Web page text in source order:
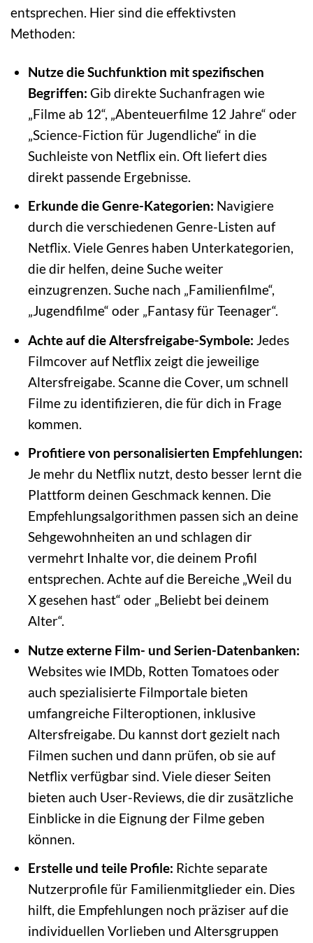
entsprechen. Hier sind die effektivsten
Methoden:
Nutze die Suchfunktion mit spezifischen
Begriffen: Gib direkte Suchanfragen wie
„Filme ab 12“, „Abenteuerfilme 12 Jahre“ oder
„Science-Fiction für Jugendliche“ in die
Suchleiste von Netflix ein. Oft liefert dies
direkt passende Ergebnisse.
Erkunde die Genre-Kategorien: Navigiere
durch die verschiedenen Genre-Listen auf
Netflix. Viele Genres haben Unterkategorien,
die dir helfen, deine Suche weiter
einzugrenzen. Suche nach „Familienfilme“,
„Jugendfilme“ oder „Fantasy für Teenager“.
Achte auf die Altersfreigabe-Symbole: Jedes
Filmcover auf Netflix zeigt die jeweilige
Altersfreigabe. Scanne die Cover, um schnell
Filme zu identifizieren, die für dich in Frage
kommen.
Profitiere von personalisierten Empfehlungen:
Je mehr du Netflix nutzt, desto besser lernt die
Plattform deinen Geschmack kennen. Die
Empfehlungsalgorithmen passen sich an deine
Sehgewohnheiten an und schlagen dir
vermehrt Inhalte vor, die deinem Profil
entsprechen. Achte auf die Bereiche „Weil du
X gesehen hast“ oder „Beliebt bei deinem
Alter“.
Nutze externe Film- und Serien-Datenbanken:
Websites wie IMDb, Rotten Tomatoes oder
auch spezialisierte Filmportale bieten
umfangreiche Filteroptionen, inklusive
Altersfreigabe. Du kannst dort gezielt nach
Filmen suchen und dann prüfen, ob sie auf
Netflix verfügbar sind. Viele dieser Seiten
bieten auch User-Reviews, die dir zusätzliche
Einblicke in die Eignung der Filme geben
können.
Erstelle und teile Profile: Richte separate
Nutzerprofile für Familienmitglieder ein. Dies
hilft, die Empfehlungen noch präziser auf die
individuellen Vorlieben und Altersgruppen